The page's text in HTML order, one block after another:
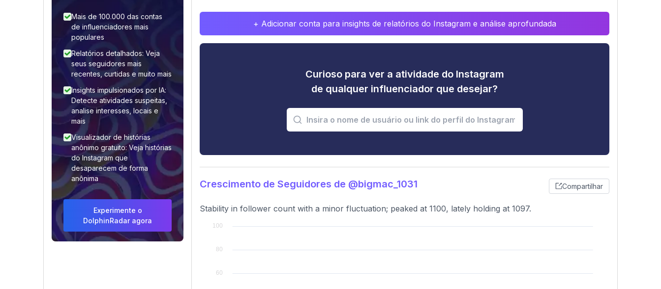
Mais de 100.000 das contas
de influenciadores mais
populares
Relatórios detalhados: Veja
seus seguidores mais
recentes, curtidas e muito mais
Insights impulsionados por IA:
Detecte atividades suspeitas,
analise interesses, locais e
mais
Visualizador de histórias
anônimo gratuito: Veja histórias
do Instagram que
desaparecem de forma
anônima
Experimente o
DolphinRadar agora
+ Adicionar conta para insights de relatórios do Instagram e análise aprofundada
Curioso para ver a atividade do Instagram
de qualquer influenciador que desejar?
Crescimento de Seguidores de @bigmac_1031 Compartilhar
Stability in follower count with a minor fluctuation; peaked at 1100, lately holding at 1097.